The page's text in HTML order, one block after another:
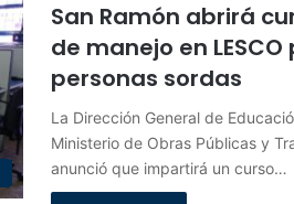
San Ramón abrirá
de manejo en LESCO
personas sordas
La Dirección General de
Ministerio de Obras Públicas y
anunció que impartirá un curso…